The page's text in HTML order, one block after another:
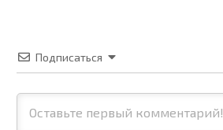
Подписаться